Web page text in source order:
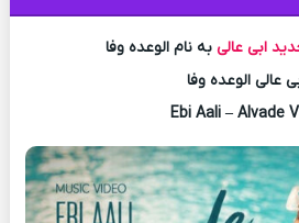
ابی عالی به نام الوعده وفا
عالی الوعده وفا
Ebi Aali – Alvade